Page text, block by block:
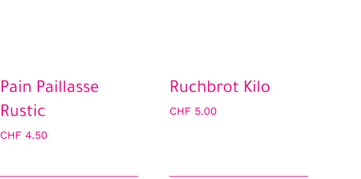
Pain Paillasse
Rustic
CHF4.50
Ruchbrot Kilo
CHF 5.00